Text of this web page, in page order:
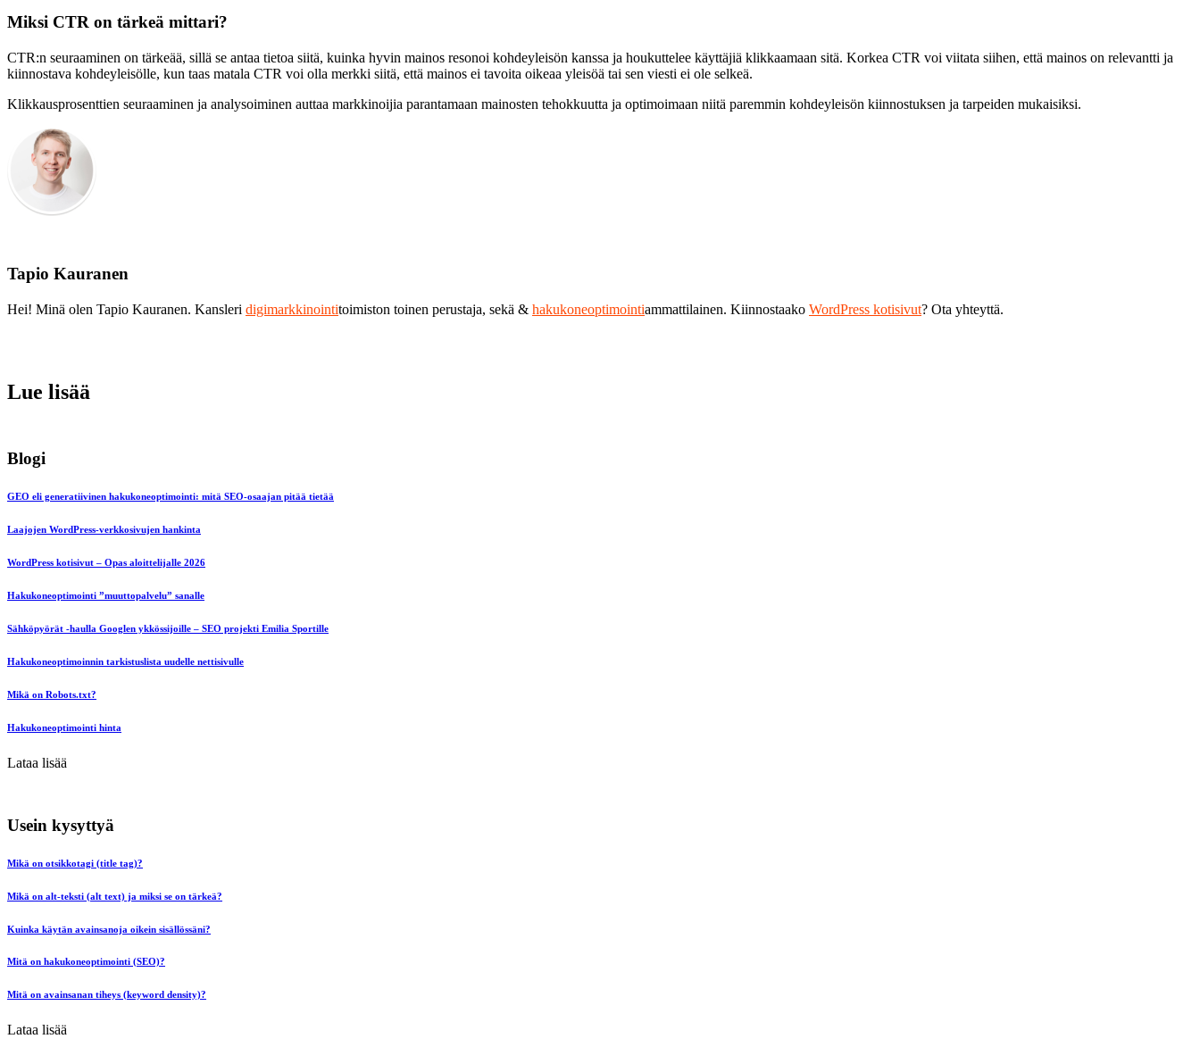
Miksi CTR on tärkeä mittari?
CTR:n seuraaminen on tärkeää, sillä se antaa tietoa siitä, kuinka hyvin mainos resonoi kohdeyleisön kanssa ja houkuttelee käyttäjiä klikkaamaan sitä. Korkea CTR voi viitata siihen, että mainos on relevantti ja
kiinnostava kohdeyleisölle, kun taas matala CTR voi olla merkki siitä, että mainos ei tavoita oikeaa yleisöä tai sen viesti ei ole selkeä.
Klikkausprosenttien seuraaminen ja analysoiminen auttaa markkinoijia parantamaan mainosten tehokkuutta ja optimoimaan niitä paremmin kohdeyleisön kiinnostuksen ja tarpeiden mukaisiksi.
Tapio Kauranen
Hei! Minä olen Tapio Kauranen. Kansleri digimarkkinointitoimiston toinen perustaja, sekä & hakukoneoptimointiammattilainen. Kiinnostaako WordPress kotisivut? Ota yhteyttä.
Lue lisää
Blogi
GEO eli generatiivinen hakukoneoptimointi: mitä SEO-osaajan pitää tietää
Laajojen WordPress-verkkosivujen hankinta
WordPress kotisivut – Opas aloittelijalle 2026
Hakukoneoptimointi ”muuttopalvelu” sanalle
Sähköpyörät -haulla Googlen ykkössijoille – SEO projekti Emilia Sportille
Hakukoneoptimoinnin tarkistuslista uudelle nettisivulle
Mikä on Robots.txt?
Hakukoneoptimointi hinta
Lataa lisää
Usein kysyttyä
Mikä on otsikkotagi (title tag)?
Mikä on alt-teksti (alt text) ja miksi se on tärkeä?
Kuinka käytän avainsanoja oikein sisällössäni?
Mitä on hakukoneoptimointi (SEO)?
Mitä on avainsanan tiheys (keyword density)?
Lataa lisää